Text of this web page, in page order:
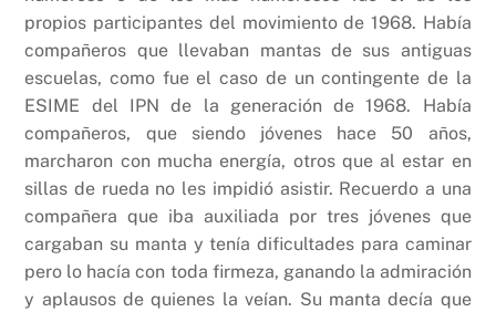
propios participantes del movimiento de 1968. Había
compañeros que llevaban mantas de sus antiguas
escuelas, como fue el caso de un contingente de la
ESIME del IPN de la generación de 1968. Había
compañeros, que siendo jóvenes hace 50 años,
marcharon con mucha energía, otros que al estar en
sillas de rueda no les impidió asistir. Recuerdo a una
compañera que iba auxiliada por tres jóvenes que
cargaban su manta y tenía dificultades para caminar
pero lo hacía con toda firmeza, ganando la admiración
y aplausos de quienes la veían. Su manta decía que